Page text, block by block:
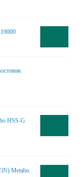
HSS-G
Metabo